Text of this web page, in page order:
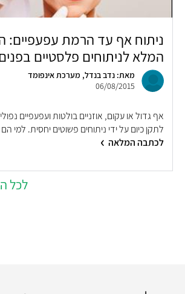
ניתוח אף עד הרמת עפעפיים:
המלא לניתוחים פלסטיים
מאת: נדב בנדל, מערכת אינפומד
06/08/2015
אף גדול או עקום, אוזניים בולטות ועפעפיים
לתקן כיום על ידי ניתוחים פשוטים יחסית. למי
לכתבה המלאה
לכל